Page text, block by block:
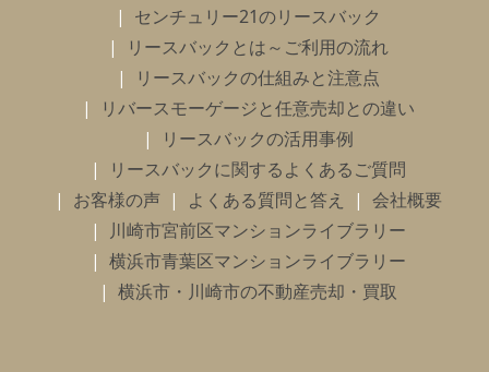
センチュリー21のリースバック
リースバックとは～ご利用の流れ
リースバックの仕組みと注意点
リバースモーゲージと任意売却との違い
リースバックの活用事例
リースバックに関するよくあるご質問
お客様の声
よくある質問と答え
会社概要
川崎市宮前区マンションライブラリー
横浜市青葉区マンションライブラリー
横浜市・川崎市の不動産売却・買取